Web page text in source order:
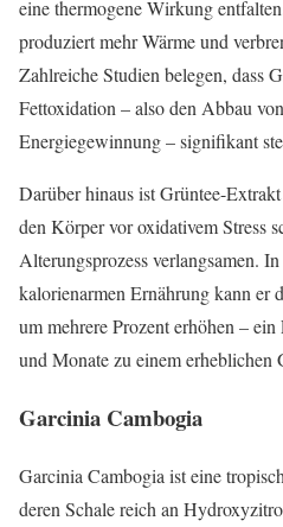
eine thermogene Wirkung
produziert mehr Wärme und
Zahlreiche Studien belegen, dass
Fettoxidation – also den Abbau
Energiegewinnung – signifikant
Darüber hinaus ist Grüntee-
den Körper vor oxidativem Stress
Alterungsprozess verlangsamen.
kalorienarmen Ernährung kann er
um mehrere Prozent erhöhen –
und Monate zu einem erheblichen
Garcinia Cambogia
Garcinia Cambogia ist eine
deren Schale reich an